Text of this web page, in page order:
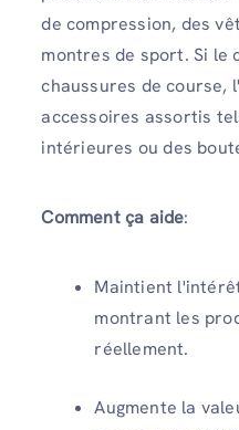
de compression, des
montres de sport. Si le
chaussures de course,
accessoires assortis
intérieures ou des
Comment ça aide:
Maintient
montrant les
réellement.
Augmente la